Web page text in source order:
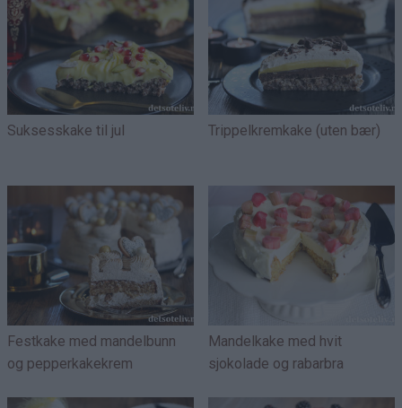
Suksesskake til jul Trippelkremkake (uten bær)
Festkake med mandelbunn
og pepperkakekrem
Mandelkake med hvit
sjokolade og rabarbra